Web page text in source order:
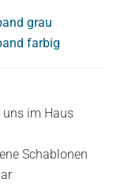
grau
farbig
uns im Haus
Schablonen